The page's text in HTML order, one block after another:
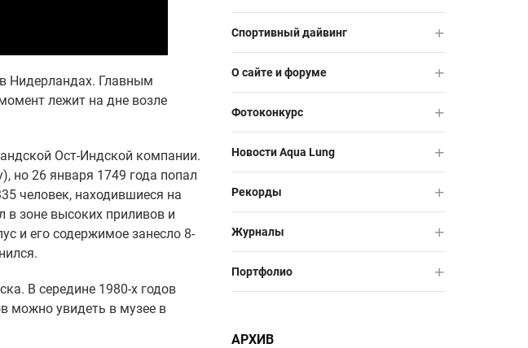
Нидерландах. Главным
лежит на дне возле
Ост-Индской компании.
но 26 января 1749 года попал
человек, находившиеся на
в зоне высоких приливов и
и его содержимое занесло 8-
В середине 1980-х годов
можно увидеть в музее в
Спортивный дайвинг
О сайте и форуме
Фотоконкурс
Новости Aqua Lung
Рекорды
Журналы
Портфолио
АРХИВ